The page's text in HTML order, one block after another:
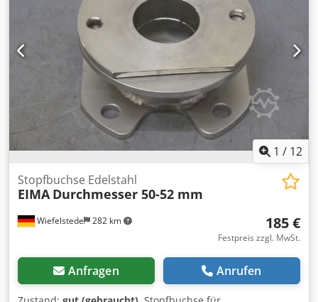
Gewicht: 1,6 kg/Stück
1 / 12
Wiefelstede 282 km
Stopfbuchse Edelstahl
EIMA Durchmesser 50-52 mm
185 €
Festpreis zzgl. MwSt.
Anfragen Anrufen